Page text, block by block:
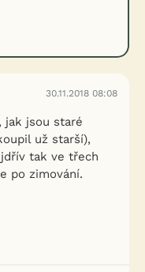
30.11.2018 08:08
jak jsou staré
už starší),
tak ve třech
po zimování.